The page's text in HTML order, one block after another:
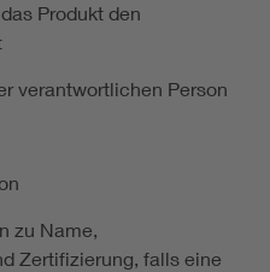
Produkt den
verantwortlichen Person
zu Name,
Zertifizierung, falls eine